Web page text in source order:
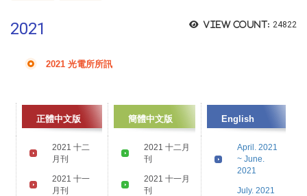
View count: 24822
2021
2021 光電所所訊
正體中文版 簡體中文版 English
2021 十二
月刊
2021 十一
月刊
2021 十二月
刊
2021 十一月
刊
April. 2021
~ June.
2021
July. 2021